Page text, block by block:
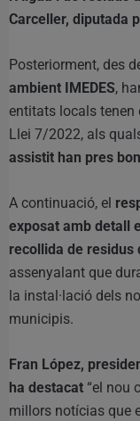
Carceller, diputada
Posteriorment, des
ambient IMEDES,
entitats locals tenen
Llei 7/2022, als
assistit han pres
A continuació, el
exposat amb detall
recollida de residus
assenyalant que
la instal·lació dels
municipis.
Fran López,
ha destacat “el nou
millors notícias que